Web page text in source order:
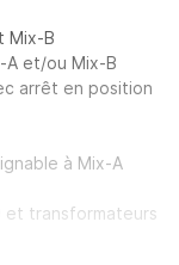
Mix-B
A et/ou Mix-B
arrêt en position
à Mix-A
et transformateurs